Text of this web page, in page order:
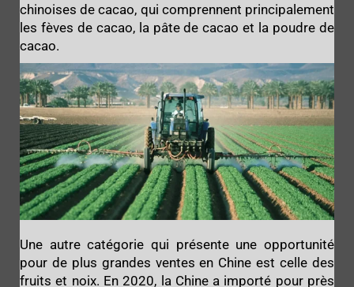
chinoises de cacao, qui comprennent principalement
les fèves de cacao, la pâte de cacao et la poudre de
cacao.
Une autre catégorie qui présente une opportunité
pour de plus grandes ventes en Chine est celle des
fruits et noix. En 2020, la Chine a importé pour près